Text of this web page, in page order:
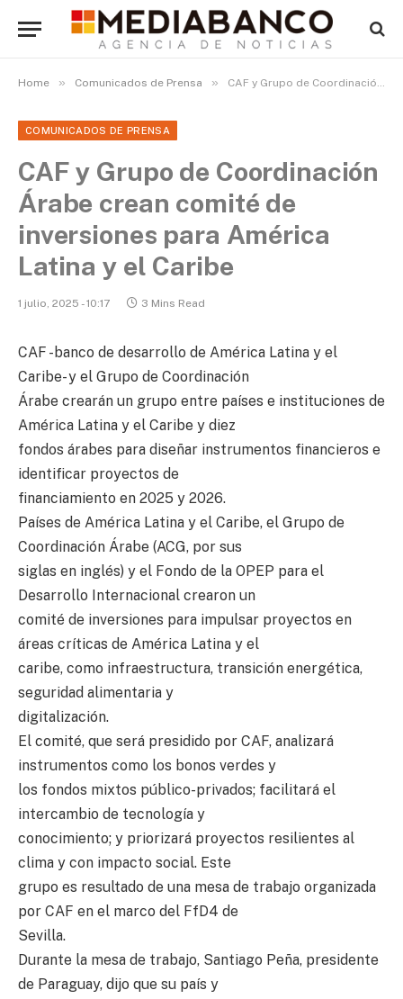
Home » Comunicados de Prensa » CAF y Grupo de Coordinación Árabe crean comité de inversiones para América Latina y el Caribe
COMUNICADOS DE PRENSA
CAF y Grupo de Coordinación
Árabe crean comité de
inversiones para América
Latina y el Caribe
1 julio, 2025 - 10:17 3 Mins Read
CAF -banco de desarrollo de América Latina y el
Caribe- y el Grupo de Coordinación
Árabe crearán un grupo entre países e instituciones de
América Latina y el Caribe y diez
fondos árabes para diseñar instrumentos financieros e
identificar proyectos de
financiamiento en 2025 y 2026.
Países de América Latina y el Caribe, el Grupo de
Coordinación Árabe (ACG, por sus
siglas en inglés) y el Fondo de la OPEP para el
Desarrollo Internacional crearon un
comité de inversiones para impulsar proyectos en
áreas críticas de América Latina y el
caribe, como infraestructura, transición energética,
seguridad alimentaria y
digitalización.
El comité, que será presidido por CAF, analizará
instrumentos como los bonos verdes y
los fondos mixtos público-privados; facilitará el
intercambio de tecnología y
conocimiento; y priorizará proyectos resilientes al
clima y con impacto social. Este
grupo es resultado de una mesa de trabajo organizada
por CAF en el marco del FfD4 de
Sevilla.
Durante la mesa de trabajo, Santiago Peña, presidente
de Paraguay, dijo que su país y